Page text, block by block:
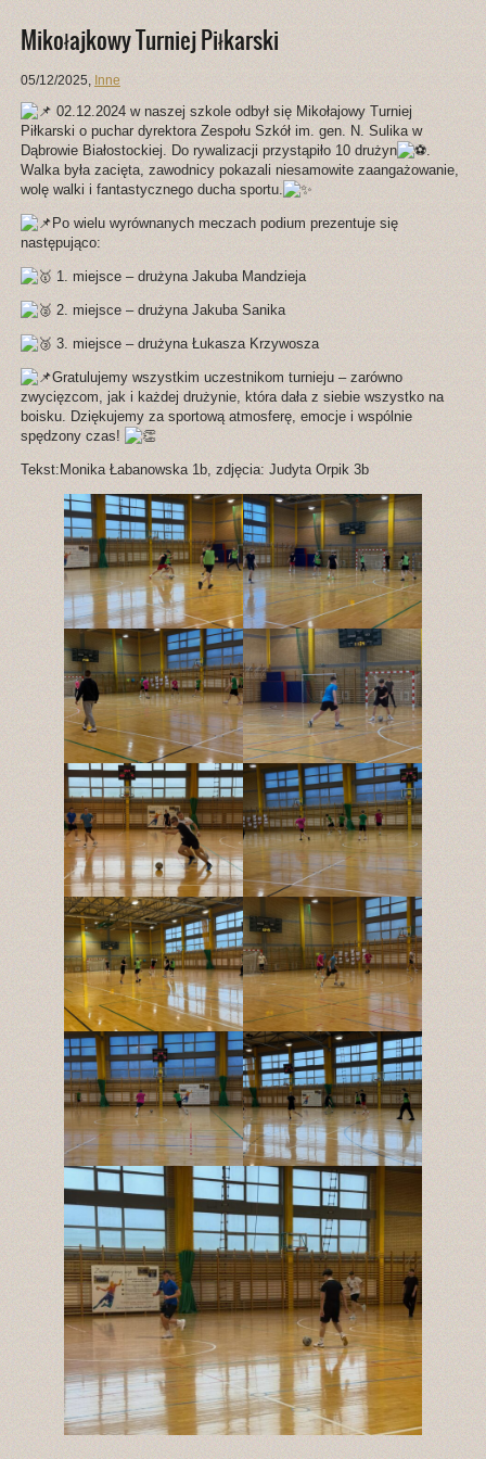
Mikołajkowy Turniej Piłkarski
05/12/2025, Inne
02.12.2024 w naszej szkole odbył się Mikołajowy Turniej
Piłkarski o puchar dyrektora Zespołu Szkół im. gen. N. Sulika w
Dąbrowie Białostockiej. Do rywalizacji przystąpiło 10 drużyn
.
Walka była zacięta, zawodnicy pokazali niesamowite zaangażowanie,
wolę walki i fantastycznego ducha sportu.
Po wielu wyrównanych meczach podium prezentuje się
następująco:
1. miejsce – drużyna Jakuba Mandzieja
2. miejsce – drużyna Jakuba Sanika
3. miejsce – drużyna Łukasza Krzywosza
Gratulujemy wszystkim uczestnikom turnieju – zarówno
zwycięzcom, jak i każdej drużynie, która dała z siebie wszystko na
boisku. Dziękujemy za sportową atmosferę, emocje i wspólnie
spędzony czas!
Tekst:Monika Łabanowska 1b, zdjęcia: Judyta Orpik 3b